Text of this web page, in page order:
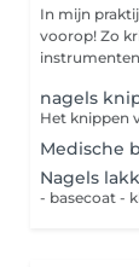
In mijn
voorop! Zo
nagels
Medische
Nagels
- basecoat -